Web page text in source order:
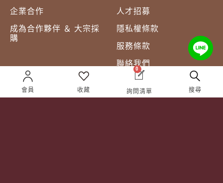
企業合作
成為合作夥伴 ＆ 大宗採
購
人才招募
隱私權條款
服務條款
聯絡我們
會員 收藏
0
詢問清單 搜尋